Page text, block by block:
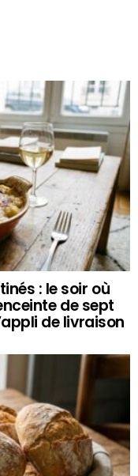
: le soir où
de sept
de livraison